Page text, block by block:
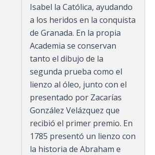
Isabel la Católica, ayudando
a los heridos en la conquista
de Granada. En la propia
Academia se conservan
tanto el dibujo de la
segunda prueba como el
lienzo al óleo, junto con el
presentado por Zacarías
González Velázquez que
recibió el primer premio. En
1785 presentó un lienzo con
la historia de Abraham e